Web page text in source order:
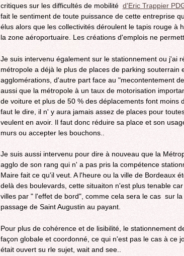
critiques sur les difficultés de mobilité d'Eric Trappier
fait le sentiment de toute puissance de cette entreprise
élus alors que les collectivités déroulent le tapis rouge à
la zone aéroportuaire. Les créations d'emplois ne
Je suis intervenu également sur le stationnement ou j'ai
métropole a déjà le plus de places de parking souterrain
agglomérations, d'autre part face au "mecontentement
aussi que la métropole à un taux de motorisation
de voiture et plus de 50 % des déplacements font moins
faut le dire, il n' y aura jamais assez de places pour
veulent en avoir. Il faut donc réduire sa place et son
murs ou accepter les bouchons..
Je suis aussi intervenu pour dire à nouveau que la
agglo de son rang qui n' a pas pris la compétence
Maire fait ce qu'il veut. A l'heure ou la ville de Bordeaux
delà des boulevards, cette situaiton n'est plus tenable
villes par " l'effet de bord", comme cela sera le cas sur
passage de Saint Augustin au payant.
Pour plus de cohérence et de lisibilité, le stationnement
façon globale et coordonné, ce qui n'est pas le cas à ce
était ouvert su rle sujet, wait and see..